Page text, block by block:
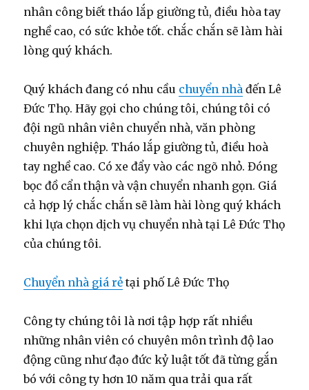
nhân công biết tháo lắp giường tủ, điều hòa tay
nghề cao, có sức khỏe tốt. chắc chắn sẽ làm hài
lòng quý khách.
Quý khách đang có nhu cầu chuyển nhà đến Lê
Đức Thọ. Hãy gọi cho chúng tôi, chúng tôi có
đội ngũ nhân viên chuyển nhà, văn phòng
chuyên nghiệp. Tháo lắp giường tủ, điều hoà
tay nghề cao. Có xe đẩy vào các ngõ nhỏ. Đóng
bọc đồ cẩn thận và vận chuyển nhanh gọn. Giá
cả hợp lý chắc chắn sẽ làm hài lòng quý khách
khi lựa chọn dịch vụ chuyển nhà tại Lê Đức Thọ
của chúng tôi.
Chuyển nhà giá rẻ tại phố Lê Đức Thọ
Công ty chúng tôi là nơi tập hợp rất nhiều
những nhân viên có chuyên môn trình độ lao
động cũng như đạo đức kỷ luật tốt đã từng gắn
bó với công ty hơn 10 năm qua trải qua rất